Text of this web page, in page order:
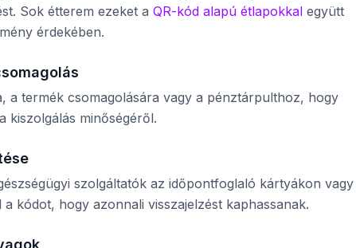
Sok étterem ezeket a QR-kód alapú étlapokkal együtt
érdekében.
a termék csomagolására vagy a pénztárpulthoz, hogy
kiszolgálás minőségéről.
szolgáltatók az időpontfoglaló kártyákon vagy
kódot, hogy azonnali visszajelzést kaphassanak.